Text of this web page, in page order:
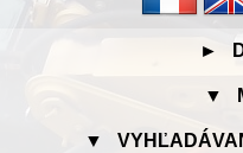
►
▼
▼